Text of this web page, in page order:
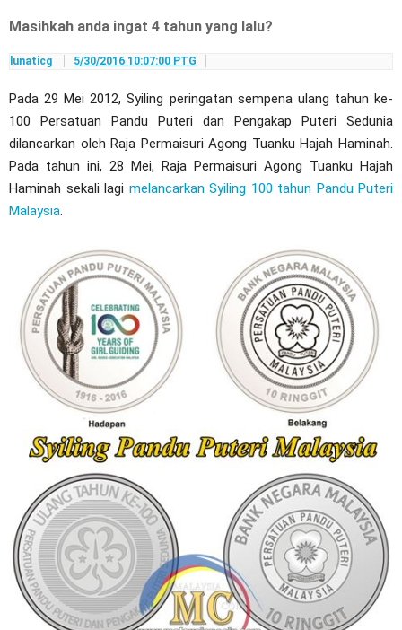
Masihkah anda ingat 4 tahun yang lalu?
lunaticg 5/30/2016 10:07:00 PTG
Pada 29 Mei 2012, Syiling peringatan sempena ulang tahun ke-
100 Persatuan Pandu Puteri dan Pengakap Puteri Sedunia
dilancarkan oleh Raja Permaisuri Agong Tuanku Hajah Haminah.
Pada tahun ini, 28 Mei, Raja Permaisuri Agong Tuanku Hajah
Haminah sekali lagi melancarkan Syiling 100 tahun Pandu Puteri
Malaysia.